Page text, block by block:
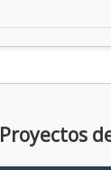
Proyectos